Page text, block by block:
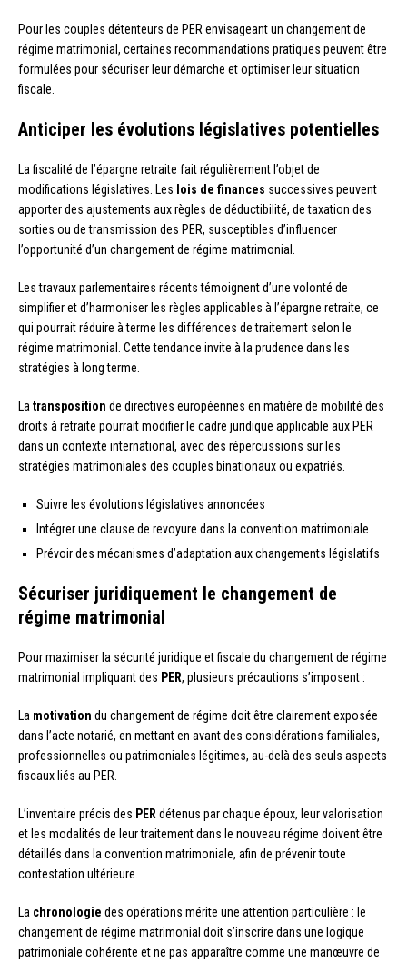
Pour les couples détenteurs de PER envisageant un changement de
régime matrimonial, certaines recommandations pratiques peuvent être
formulées pour sécuriser leur démarche et optimiser leur situation
fiscale.
Anticiper les évolutions législatives potentielles
La fiscalité de l’épargne retraite fait régulièrement l’objet de
modifications législatives. Les lois de finances successives peuvent
apporter des ajustements aux règles de déductibilité, de taxation des
sorties ou de transmission des PER, susceptibles d’influencer
l’opportunité d’un changement de régime matrimonial.
Les travaux parlementaires récents témoignent d’une volonté de
simplifier et d’harmoniser les règles applicables à l’épargne retraite, ce
qui pourrait réduire à terme les différences de traitement selon le
régime matrimonial. Cette tendance invite à la prudence dans les
stratégies à long terme.
Latransposition de directives européennes en matière de mobilité des
droits à retraite pourrait modifier le cadre juridique applicable aux PER
dans un contexte international, avec des répercussions sur les
stratégies matrimoniales des couples binationaux ou expatriés.
Suivre les évolutions législatives annoncées
Intégrer une clause de revoyure dans la convention matrimoniale
Prévoir des mécanismes d’adaptation aux changements législatifs
Sécuriser juridiquement le changement de
régime matrimonial
Pour maximiser la sécurité juridique et fiscale du changement de régime
matrimonial impliquant des PER, plusieurs précautions s’imposent :
La motivation du changement de régime doit être clairement exposée
dans l’acte notarié, en mettant en avant des considérations familiales,
professionnelles ou patrimoniales légitimes, au-delà des seuls aspects
fiscaux liés au PER.
L’inventaire précis des PERdétenus par chaque époux, leur valorisation
et les modalités de leur traitement dans le nouveau régime doivent être
détaillés dans la convention matrimoniale, afin de prévenir toute
contestation ultérieure.
La chronologie des opérations mérite une attention particulière : le
changement de régime matrimonial doit s’inscrire dans une logique
patrimoniale cohérente et ne pas apparaître comme une manœuvre de